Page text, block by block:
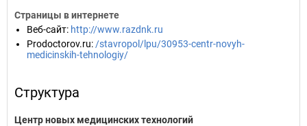
Страницы в интернете
Веб-сайт: http://www.razdnk.ru
Prodoctorov.ru: /stavropol/lpu/30953-centr-novyh-
medicinskih-tehnologiy/
Структура
Центр новых медицинских технологий